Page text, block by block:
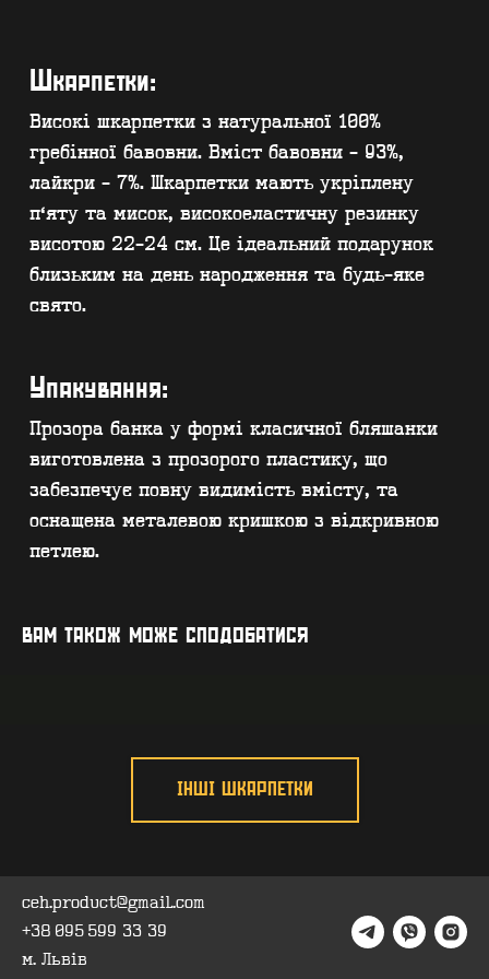
забезпечує повну видимість вмісту, та
оснащена металевою кришкою з відкривною
петлею.
ВАМ ТАКОЖ МОЖЕ СПОДОБАТИСЯ
ІНШІ ШКАРПЕТКИ
ceh.product@gmail.com
+38 095 599 33 39
м. Львів
ВИРОБНИЦТВО - B2B
ПРО ЦЕХ